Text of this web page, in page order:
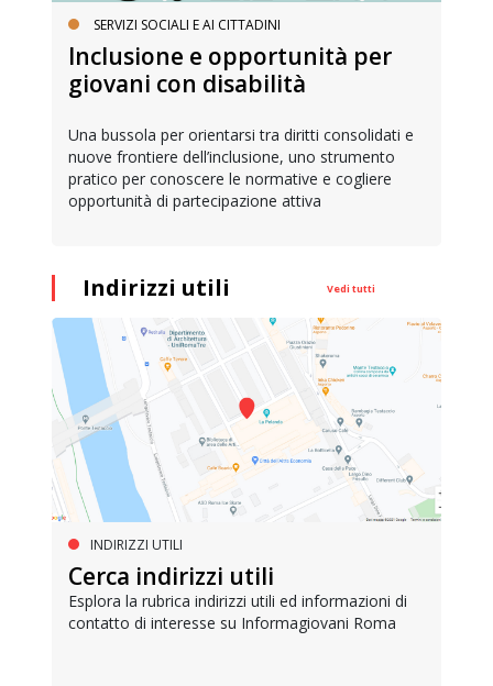
SERVIZI SOCIALI E AI CITTADINI
Inclusione e opportunità per
giovani con disabilità
Una bussola per orientarsi tra diritti consolidati e
nuove frontiere dell’inclusione, uno strumento
pratico per conoscere le normative e cogliere
opportunità di partecipazione attiva
Indirizzi utili Vedi tutti
INDIRIZZI UTILI
Cerca indirizzi utili
Esplora la rubrica indirizzi utili ed informazioni di
contatto di interesse su Informagiovani Roma